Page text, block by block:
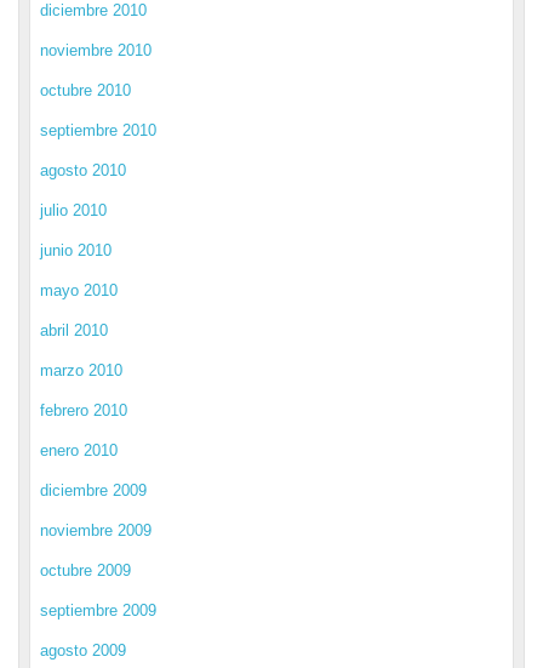
diciembre 2010
noviembre 2010
octubre 2010
septiembre 2010
agosto 2010
julio 2010
junio 2010
mayo 2010
abril 2010
marzo 2010
febrero 2010
enero 2010
diciembre 2009
noviembre 2009
octubre 2009
septiembre 2009
agosto 2009